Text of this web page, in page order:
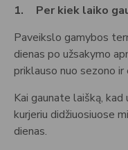
1.
Per kiek laiko
Paveikslo gamybos
dienas po užsakymo
priklauso nuo sezono
Kai gaunate laišką,
kurjeriu didžiuosiuose
dienas.